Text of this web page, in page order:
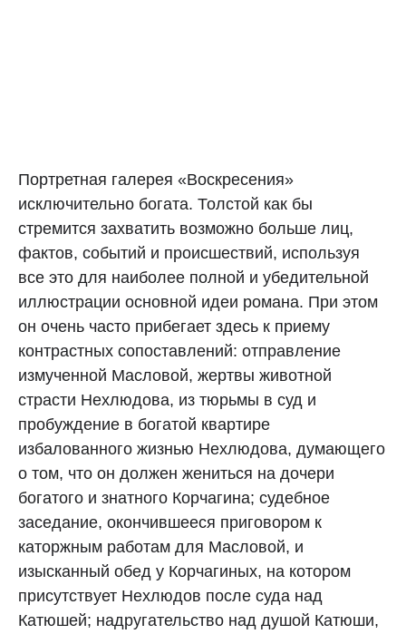
Портретная галерея «Воскресения»
исключительно богата. Толстой как бы
стремится захватить возможно больше лиц,
фактов, событий и происшествий, используя
все это для наиболее полной и убедительной
иллюстрации основной идеи романа. При этом
он очень часто прибегает здесь к приему
контрастных сопоставлений: отправление
измученной Масловой, жертвы животной
страсти Нехлюдова, из тюрьмы в суд и
пробуждение в богатой квартире
избалованного жизнью Нехлюдова, думающего
о том, что он должен жениться на дочери
богатого и знатного Корчагина; судебное
заседание, окончившееся приговором к
каторжным работам для Масловой, и
изысканный обед у Корчагиных, на котором
присутствует Нехлюдов после суда над
Катюшей; надругательство над душой Катюши,